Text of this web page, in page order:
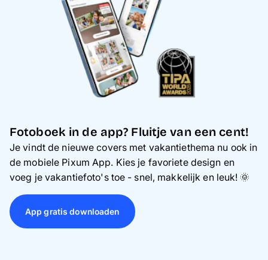
Fotoboek in de app? Fluitje van een cent!
Je vindt de nieuwe covers met vakantiethema nu ook in
de mobiele Pixum App. Kies je favoriete design en
voeg je vakantiefoto's toe - snel, makkelijk en leuk! 🌞
App gratis downloaden